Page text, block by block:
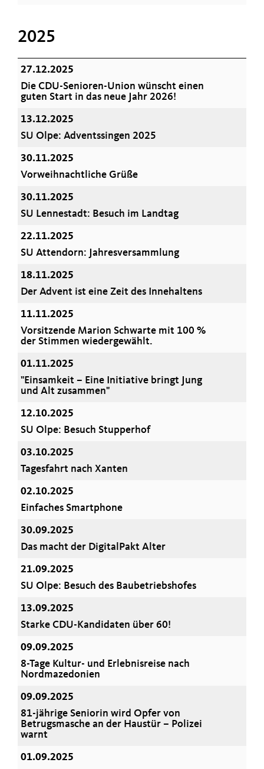
2025
27.12.2025
Die CDU-Senioren-Union wünscht einen
guten Start in das neue Jahr 2026!
13.12.2025
SU Olpe: Adventssingen 2025
30.11.2025
Vorweihnachtliche Grüße
30.11.2025
SU Lennestadt: Besuch im Landtag
22.11.2025
SU Attendorn: Jahresversammlung
18.11.2025
Der Advent ist eine Zeit des Innehaltens
11.11.2025
Vorsitzende Marion Schwarte mit 100 %
der Stimmen wiedergewählt.
01.11.2025
"Einsamkeit – Eine Initiative bringt Jung
und Alt zusammen"
12.10.2025
SU Olpe: Besuch Stupperhof
03.10.2025
Tagesfahrt nach Xanten
02.10.2025
Einfaches Smartphone
30.09.2025
Das macht der DigitalPakt Alter
21.09.2025
SU Olpe: Besuch des Baubetriebshofes
13.09.2025
Starke CDU-Kandidaten über 60!
09.09.2025
8-Tage Kultur- und Erlebnisreise nach
Nordmazedonien
09.09.2025
81-jährige Seniorin wird Opfer von
Betrugsmasche an der Haustür – Polizei
warnt
01.09.2025